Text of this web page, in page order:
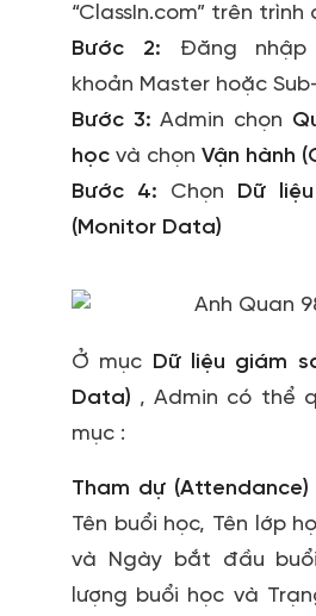
“ClassIn.com” trên trình
Bước 2: Đăng
khoản Master hoặc
Bước 3: Admin chọn
học và chọn Vận hành
Bước 4: Chọn Dữ
(Monitor Data)
Ở mục Dữ liệu giám
Data) , Admin có thể
mục :
Tham dự (Attendance)
Tên buổi học, Tên lớp
và Ngày bắt đầu
lượng buổi học và